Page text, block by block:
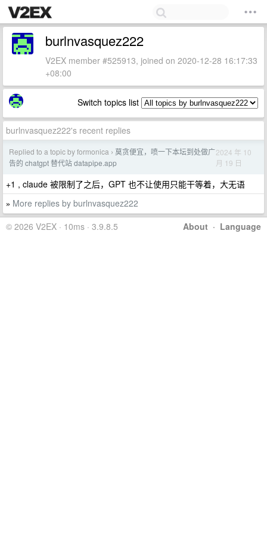
burlnvasquez222
V2EX member #525913, joined on 2020-12-28 16:17:33
+08:00
Switch topics list
burlnvasquez222's recent replies
Replied to a topic by formonica › 莫贪便宜，喷一下本坛到处做广
告的 chatgpt 替代站 datapipe.app
2024 年 10
月 19 日
+1 , claude 被限制了之后，GPT 也不让使用只能干等着，大无语
» More replies by burlnvasquez222
About · Language
© 2026 V2EX · 10ms · 3.9.8.5